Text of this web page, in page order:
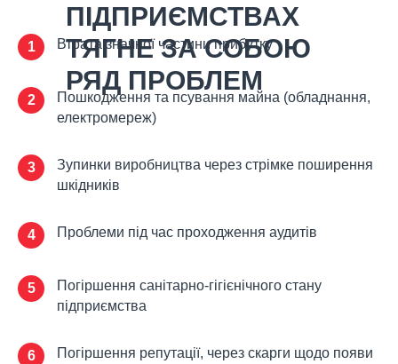
ПІДПРИЄМСТВАХ
ТЯГНЕ ЗА СОБОЮ
РЯД ПРОБЛЕМ
1 Втрата значної частини прибутку
2
Пошкодження та псування майна (обладнання,
електромереж)
3
Зупинки виробництва через стрімке поширення
шкідників
4 Проблеми під час проходження аудитів
5
Погіршення санітарно-гігієнічного стану
підприємства
6
Погіршення репутації, через скарги щодо появи